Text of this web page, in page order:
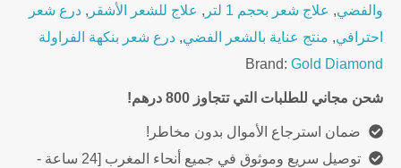
والفضي, علاج شعر بحجم 1 لتر , علاج للشعر الأشقر , درع شعر
احترافي, منتج عناية بالشعر الفضي, درع شعر بنكهة الفراولة
Brand: Gold Diamond
شحن مجاني للطلبات التي تتجاوز 800 درهم!
ضمان استرجاع الأموال بدون مخاطر!
توصيل سريع وموثوق في جميع أنحاء المغرب [24 ساعة -